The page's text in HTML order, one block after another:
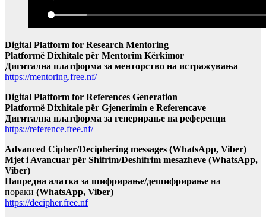
Digital Platform for Research Mentoring
Platformë Dixhitale për Mentorim Kërkimor
Дигитална платформа за менторство на истражувања
https://mentoring.free.nf/
Digital Platform for References Generation
Platformë Dixhitale për Gjenerimin e Referencave
Дигитална платформа за генерирање на референци
https://reference.free.nf/
Advanced Cipher/Deciphering messages (WhatsApp, Viber)
Mjet i Avancuar për Shifrim/Deshifrim mesazheve (WhatsApp,
Viber)
Напредна алатка за шифрирање/дешифрирање на
пораки (WhatsApp, Viber)
https://decipher.free.nf